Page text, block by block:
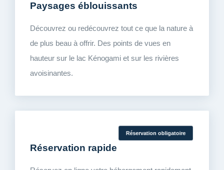
Paysages éblouissants
Découvrez ou redécouvrez tout ce que la nature à
de plus beau à offrir. Des points de vues en
hauteur sur le lac Kénogami et sur les rivières
avoisinantes.
Réservation rapide
Réservation obligatoire